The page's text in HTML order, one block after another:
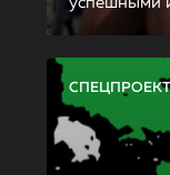
СПЕЦПРОЕКТ